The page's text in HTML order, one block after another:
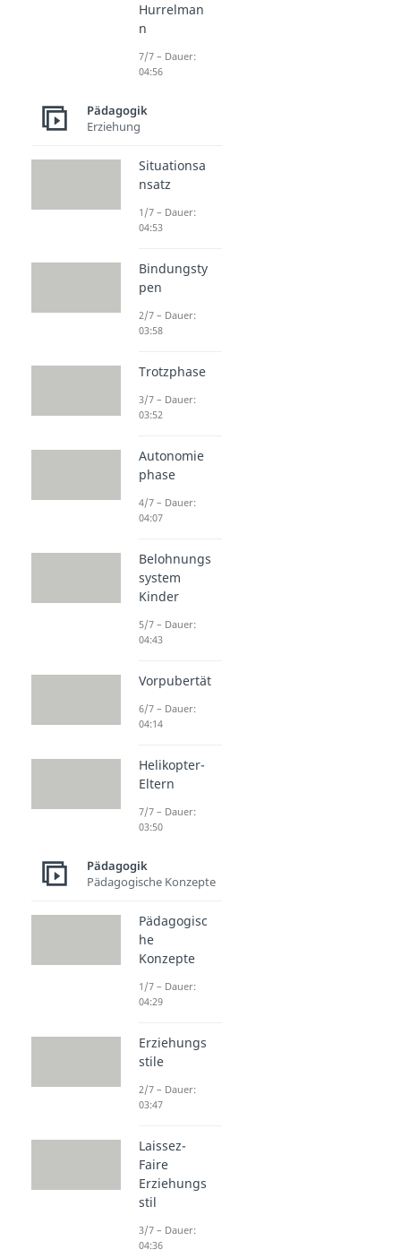
Hurrelman
n
7/7 – Dauer:
04:56
Pädagogik
Erziehung
Situationsa
nsatz
1/7 – Dauer:
04:53
Bindungsty
pen
2/7 – Dauer:
03:58
Trotzphase
3/7 – Dauer:
03:52
Autonomie
phase
4/7 – Dauer:
04:07
Belohnungs
system
Kinder
5/7 – Dauer:
04:43
Vorpubertät
6/7 – Dauer:
04:14
Helikopter-
Eltern
7/7 – Dauer:
03:50
Pädagogik
Pädagogische Konzepte
Pädagogisc
he
Konzepte
1/7 – Dauer:
04:29
Erziehungs
stile
2/7 – Dauer:
03:47
Laissez-
Faire
Erziehungs
stil
3/7 – Dauer:
04:36